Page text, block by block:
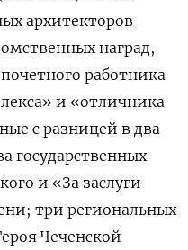
архитекторов
наград,
работника
и «отличника
с разницей в два
государственных
и «За заслуги
три региональных
Чеченской